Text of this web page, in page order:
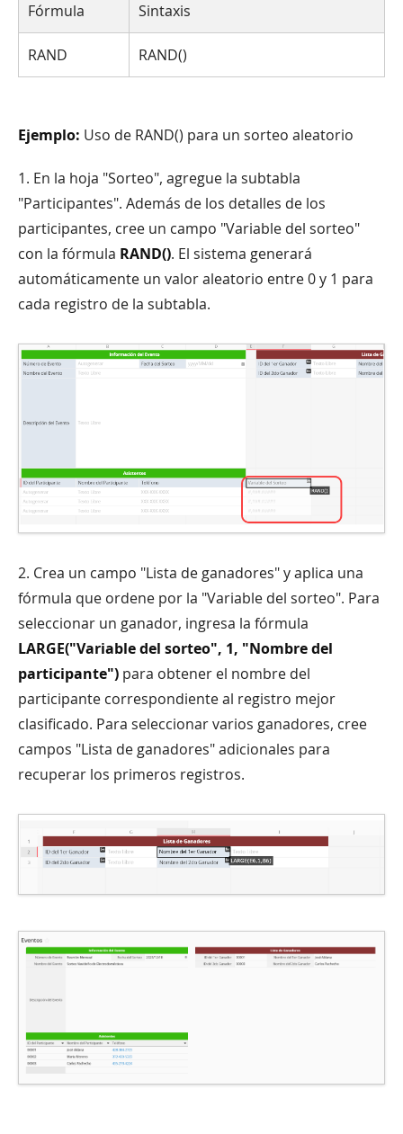
Fórmula Sintaxis
RAND RAND()
Ejemplo: Uso de RAND() para un sorteo aleatorio
1. En la hoja "Sorteo", agregue la subtabla
"Participantes". Además de los detalles de los
participantes, cree un campo "Variable del sorteo"
con la fórmula RAND(). El sistema generará
automáticamente un valor aleatorio entre 0 y 1 para
cada registro de la subtabla.
2. Crea un campo "Lista de ganadores" y aplica una
fórmula que ordene por la "Variable del sorteo". Para
seleccionar un ganador, ingresa la fórmula
LARGE("Variable del sorteo", 1, "Nombre del
participante") para obtener el nombre del
participante correspondiente al registro mejor
clasificado. Para seleccionar varios ganadores, cree
campos "Lista de ganadores" adicionales para
recuperar los primeros registros.